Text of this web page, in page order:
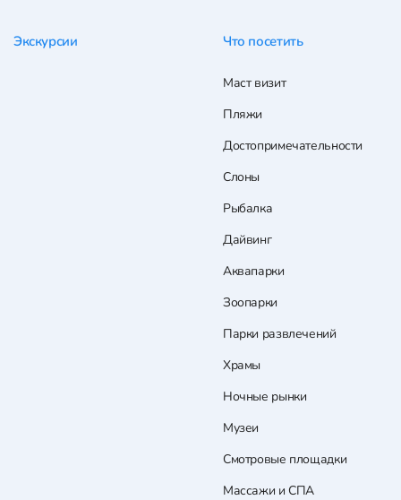
Экскурсии Что посетить
Маст визит
Пляжи
Достопримечательности
Слоны
Рыбалка
Дайвинг
Аквапарки
Зоопарки
Парки развлечений
Храмы
Ночные рынки
Музеи
Смотровые площадки
Массажи и СПА